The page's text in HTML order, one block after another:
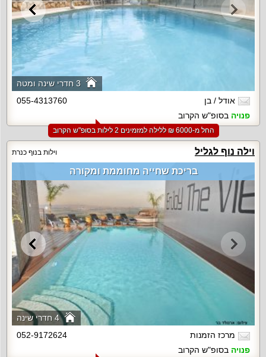
3 חדרי שינה ומטה
אודל / בן
055-4313760
פנויה בסופ"ש הקרוב
החל מ-‏6000 ₪ ללילה למזמינים 2 לילות בסופ"ש הקרוב
וילה נוף לגליל וילות בנוף כנרת
4 חדרי שינה
בריכת שחייה מחוממת ומקורה
מרכז הזמנות
052-9172624
פנויה בסופ"ש הקרוב